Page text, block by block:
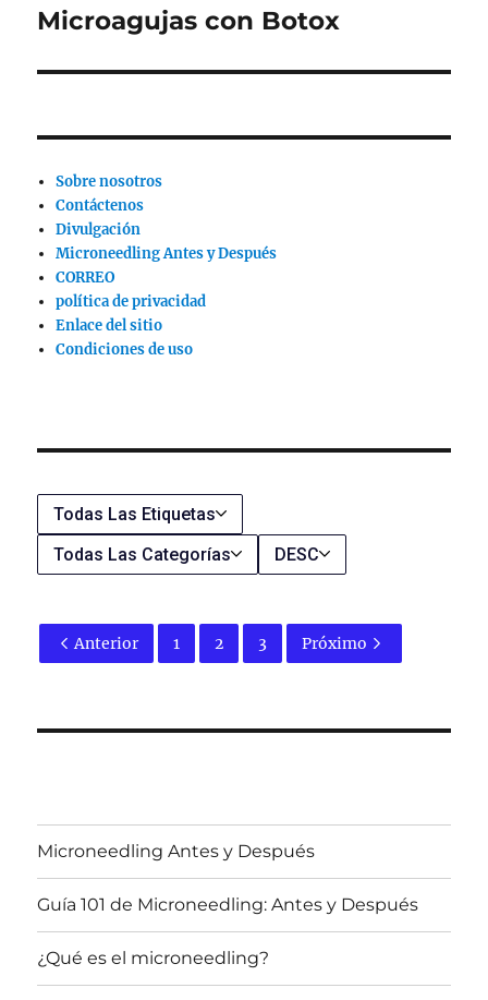
Siguiente
Microagujas con Botox
Sobre nosotros
Contáctenos
Divulgación
Microneedling Antes y Después
CORREO
política de privacidad
Enlace del sitio
Condiciones de uso
Todas Las Etiquetas
Todas Las Categorías
DESC
Anterior 1 2 3 Próximo
Microneedling Antes y Después
Guía 101 de Microneedling: Antes y Después
¿Qué es el microneedling?